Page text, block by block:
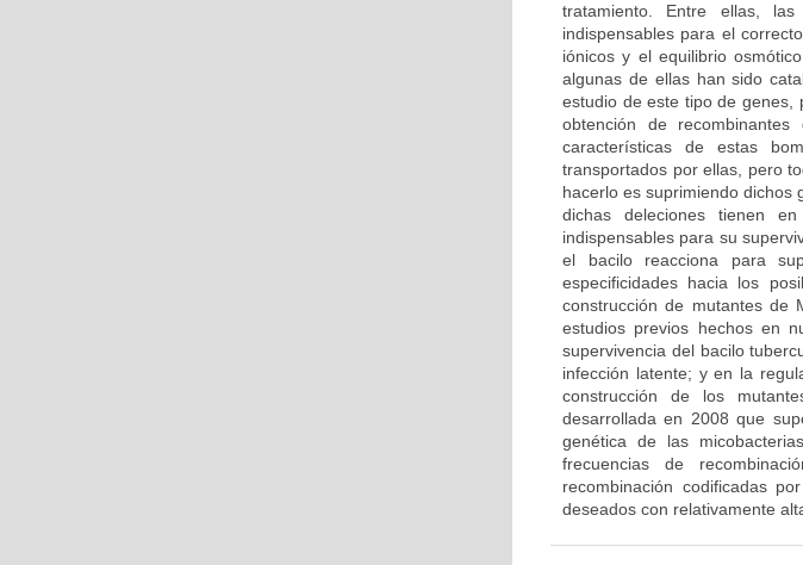
tratamiento. Entre ellas,
indispensables para el
iónicos y el equilibrio
algunas de ellas han sido
estudio de este tipo de genes,
obtención de
características de estas
transportados por ellas, pero
hacerlo es suprimiendo dichos
dichas deleciones tienen
indispensables para su
el bacilo reacciona para
especificidades hacia los
construcción de mutantes de
estudios previos hechos en
supervivencia del bacilo
infección latente; y en la
construcción de los
desarrollada en 2008 que
genética de las
frecuencias de
recombinación codificadas
deseados con relativamente